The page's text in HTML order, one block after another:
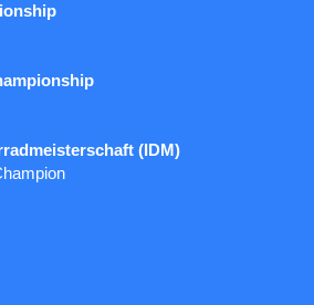
(IDM)